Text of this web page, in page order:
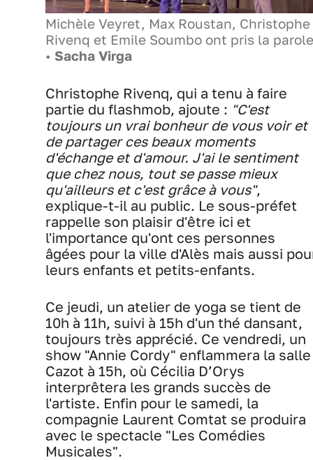
Michèle Veyret, Max Roustan, Christophe
Rivenq et Emile Soumbo ont pris la parole
• Sacha Virga
Christophe Rivenq, qui a tenu à faire
partie du flashmob, ajoute : "C'est
toujours un vrai bonheur de vous voir et
de partager ces beaux moments
d'échange et d'amour. J'ai le sentiment
que chez nous, tout se passe mieux
qu'ailleurs et c'est grâce à vous",
explique-t-il au public. Le sous-préfet
rappelle son plaisir d'être ici et
l'importance qu'ont ces personnes
âgées pour la ville d'Alès mais aussi
leurs enfants et petits-enfants.
Ce jeudi, un atelier de yoga se tient de
10h à 11h, suivi à 15h d'un thé dansant,
toujours très apprécié. Ce vendredi, un
show "Annie Cordy" enflammera la salle
Cazot à 15h, où Cécilia D’Orys
interprêtera les grands succès de
l'artiste. Enfin pour le samedi, la
compagnie Laurent Comtat se produira
avec le spectacle "Les Comédies
Musicales".